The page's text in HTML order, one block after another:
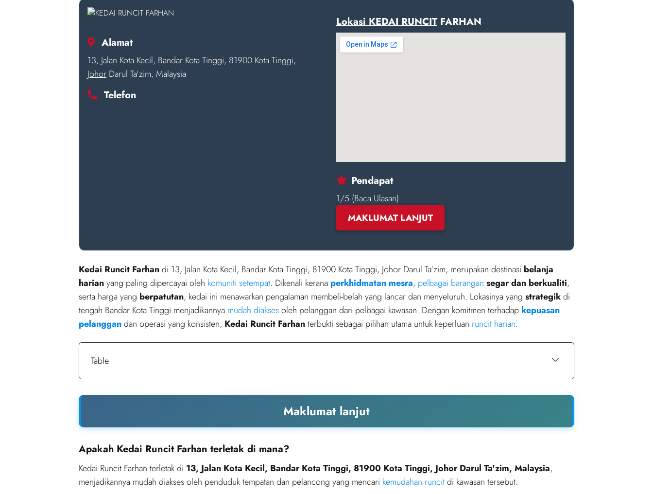
Alamat
13, Jalan Kota Kecil, Bandar Kota Tinggi, 81900 Kota Tinggi,
Johor Darul Ta'zim, Malaysia
Telefon
Lokasi KEDAI RUNCITFARHAN
Pendapat
1/5 (Baca Ulasan)
MAKLUMAT LANJUT
Kedai Runcit Farhandi 13, Jalan Kota Kecil, Bandar Kota Tinggi, 81900 Kota Tinggi, Johor Darul Ta'zim, merupakan destinasi belanja
harianyang paling dipercayai oleh komuniti setempat. Dikenali kerana perkhidmatan mesra, pelbagai barangan segar dan berkualiti,
serta harga yang berpatutan, kedai ini menawarkan pengalaman membeli-belah yang lancar dan menyeluruh. Lokasinya yang strategikdi
tengah Bandar Kota Tinggi menjadikannya mudah diaksesoleh pelanggan dari pelbagai kawasan. Dengan komitmen terhadap kepuasan
pelanggandan operasi yang konsisten, Kedai Runcit Farhanterbukti sebagai pilihan utama untuk keperluan runcit harian.
Table
Maklumat lanjut
Apakah Kedai Runcit Farhan terletak di mana?
Kedai Runcit Farhan terletak di 13, Jalan Kota Kecil, Bandar Kota Tinggi, 81900 Kota Tinggi, Johor Darul Ta'zim, Malaysia,
menjadikannya mudah diakses oleh penduduk tempatan dan pelancong yang mencari kemudahan runcitdi kawasan tersebut.